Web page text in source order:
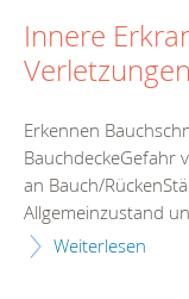
Innere
Verletzungen
Erkennen
BauchdeckeGefahr
an Bauch/
Allgemeinzustand
Weiterlesen